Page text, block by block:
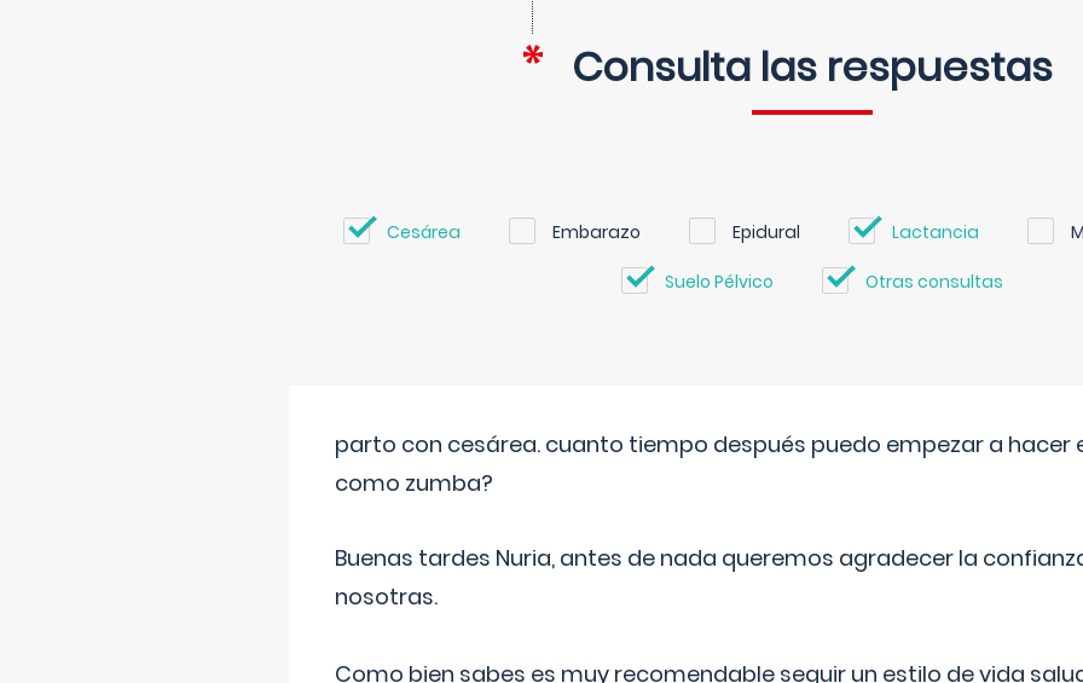
Consulta las respuestas
Cesárea Embarazo Epidural Lactancia
Suelo Pélvico Otras consultas
parto con cesárea. cuanto tiempo después puedo empezar a hacer
como zumba?
Buenas tardes Nuria, antes de nada queremos agradecer la
nosotras.
Como bien sabes es muy recomendable seguir un estilo de vida